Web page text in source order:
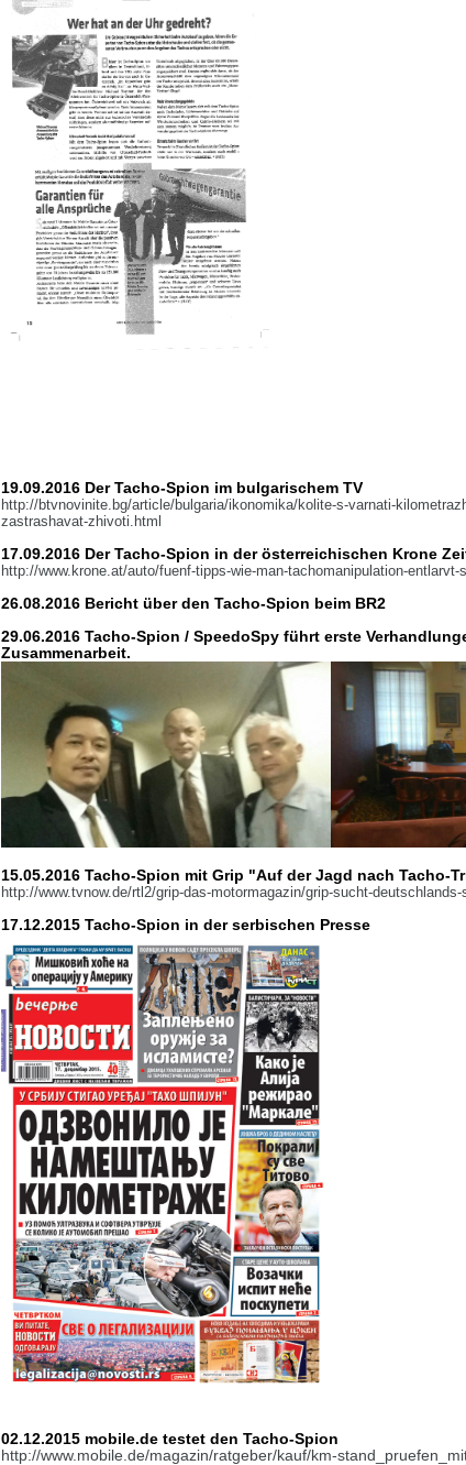
19.09.2016 Der Tacho-Spion im bulgarischem TV
http://btvnovinite.bg/article/bulgaria/ikonomika/kolite-s-varnati-
zastrashavat-zhivoti.html
17.09.2016 Der Tacho-Spion in der österreichischen Krone
http://www.krone.at/auto/fuenf-tipps-wie-man-tachomanipulation-entlarvt-
26.08.2016 Bericht über den Tacho-Spion beim BR2
29.06.2016 Tacho-Spion / SpeedoSpy führt erste
Zusammenarbeit.
15.05.2016 Tacho-Spion mit Grip "Auf der Jagd nach Tacho-
http://www.tvnow.de/rtl2/grip-das-motormagazin/grip-sucht-
17.12.2015 Tacho-Spion in der serbischen Presse
02.12.2015 mobile.de testet den Tacho-Spion
http://www.mobile.de/magazin/ratgeber/kauf/km-